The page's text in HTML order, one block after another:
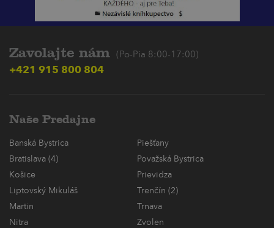
Zavolajte nám (Po-Pia 8:00-17:00)
+421 915 800 804
Naše Predajne
Banská Bystrica
Piešťany
Bratislava (4)
Považská Bystrica
Košice
Prievidza
Liptovský Mikuláš
Trenčín (2)
Martin
Trnava
Nitra
Zvolen